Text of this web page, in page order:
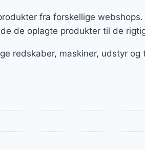
fra forskellige
de oplagte produkter til de
redskaber, maskiner, udstyr